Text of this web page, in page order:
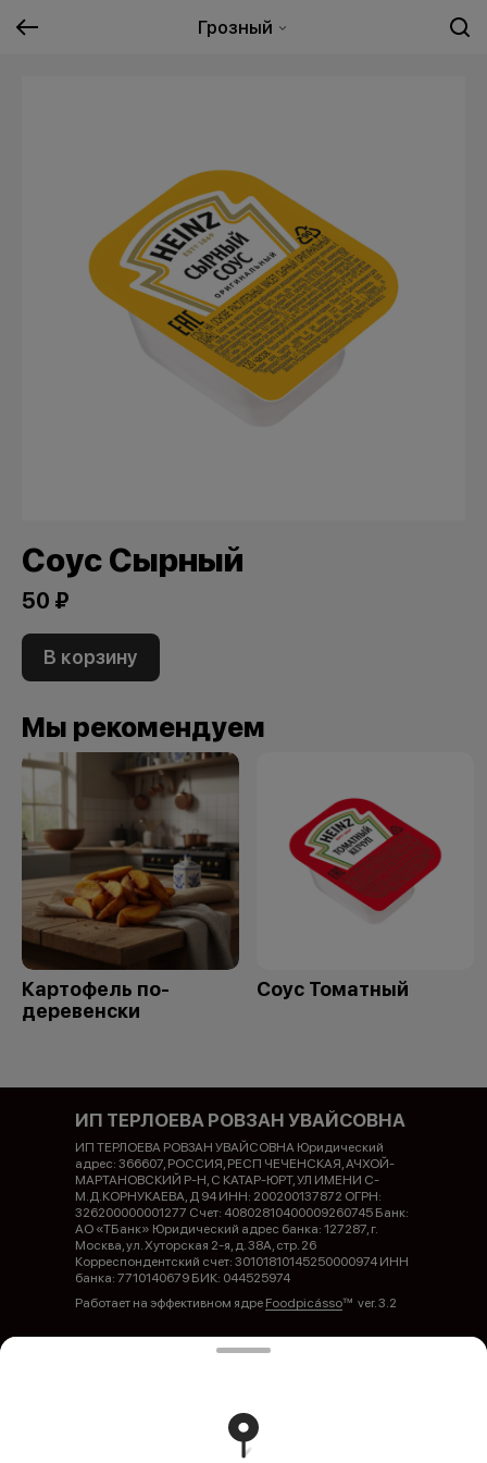
Грозный
Соус Сырный
50 ₽
В корзину
Мы рекомендуем
Картофель по-
деревенски
Соус Томатный
ИП ТЕРЛОЕВА РОВЗАН УВАЙСОВНА
ИП ТЕРЛОЕВА РОВЗАН УВАЙСОВНА Юридический
адрес: 366607, РОССИЯ, РЕСП ЧЕЧЕНСКАЯ, АЧХОЙ-
МАРТАНОВСКИЙ Р-Н, С КАТАР-ЮРТ, УЛ ИМЕНИ С-
М.Д.КОРНУКАЕВА, Д 94 ИНН: 200200137872 ОГРН:
326200000001277 Счет: 40802810400009260745 Банк:
АО «ТБанк» Юридический адрес банка: 127287, г.
Москва, ул. Хуторская 2-я, д. 38А, стр. 26
Корреспондентский счет: 30101810145250000974 ИНН
банка: 7710140679 БИК: 044525974
Работает на эффективном ядре Foodpicássover. 3.2
Публичная оферта